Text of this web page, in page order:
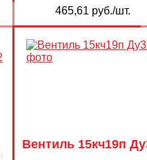
465,61 руб./шт.
Вентиль 15кч19п